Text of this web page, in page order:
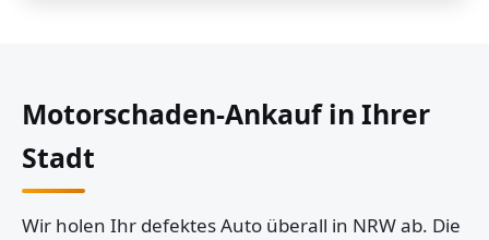
Motorschaden-Ankauf in Ihrer
Stadt
Wir holen Ihr defektes Auto überall in NRW ab. Die